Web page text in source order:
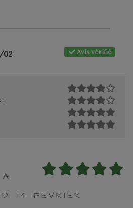
Avis vérifié
02
:
A
14 FÉVRIER